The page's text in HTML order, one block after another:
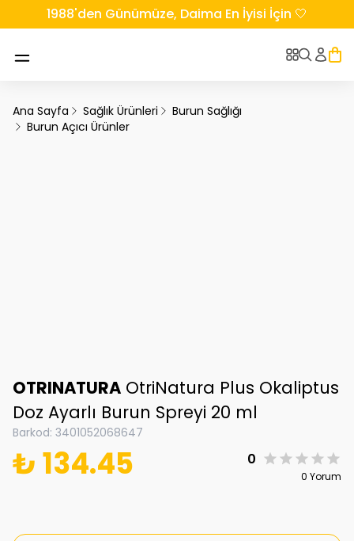
1988'den Günümüze, Daima En İyisi İçin 🤍
Ana Sayfa Sağlık Ürünleri
Burun Sağlığı
Burun Açıcı Ürünler
OTRINATURA OtriNatura Plus Okaliptus
Doz Ayarlı Burun Spreyi 20 ml
Barkod: 3401052068647
₺ 134.45 0
0 Yorum